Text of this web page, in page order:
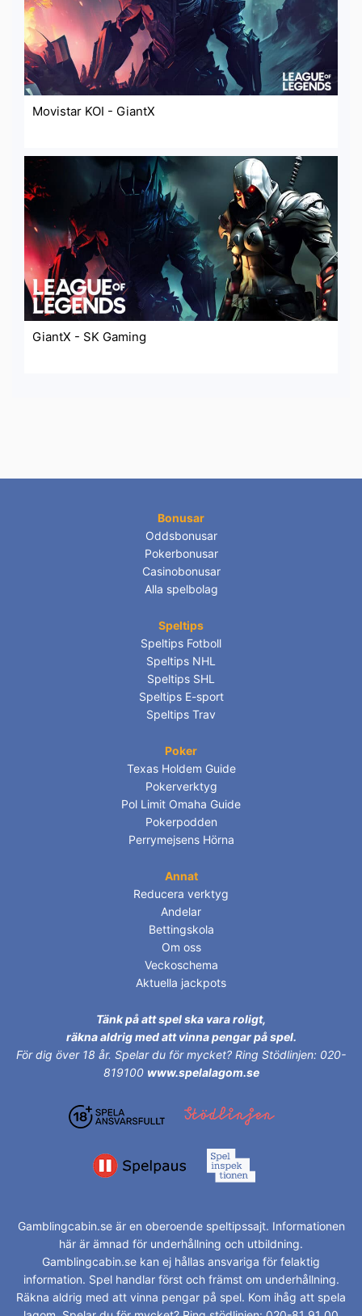
Movistar KOI - GiantX
GiantX - SK Gaming
Bonusar
Oddsbonusar
Pokerbonusar
Casinobonusar
Alla spelbolag
Speltips
Speltips Fotboll
Speltips NHL
Speltips SHL
Speltips E-sport
Speltips Trav
Poker
Texas Holdem Guide
Pokerverktyg
Pol Limit Omaha Guide
Pokerpodden
Perrymejsens Hörna
Annat
Reducera verktyg
Andelar
Bettingskola
Om oss
Veckoschema
Aktuella jackpots
Tänk på att spel ska vara roligt,
räkna aldrig med att vinna pengar på spel.
För dig över 18 år. Spelar du för mycket? Ring Stödlinjen: 020-
819100 www.spelalagom.se
Gamblingcabin.se är en oberoende speltipssajt. Informationen
här är ämnad för underhållning och utbildning.
Gamblingcabin.se kan ej hållas ansvariga för felaktig
information. Spel handlar först och främst om underhållning.
Räkna aldrig med att vinna pengar på spel. Kom ihåg att spela